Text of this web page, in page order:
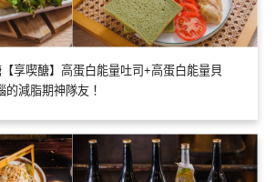
享喫醣】高蛋白能量吐司+高蛋白能量貝
減脂期神隊友！